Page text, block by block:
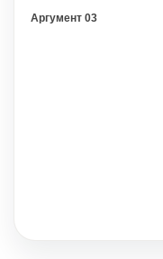
Аргумент 03